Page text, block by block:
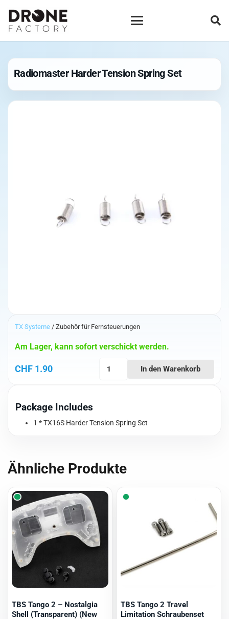
Radiomaster Harder Tension Spring Set
TX Systeme / Zubehör für Fernsteuerungen
CHF 1.90
Am Lager, kann sofort verschickt werden.
Menge
In den Warenkorb
Package Includes
1 * TX16S Harder Tension Spring Set
Ähnliche Produkte
TBS Tango 2 – Nostalgia
Shell (Transparent) (New
TBS Tango 2 Travel
Limitation Schraubenset